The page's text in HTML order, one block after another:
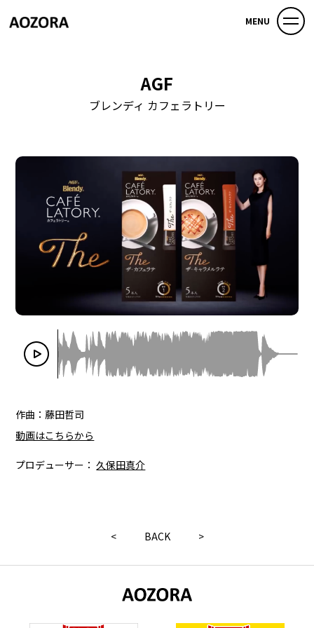
MENU
AGF
ブレンディ カフェラトリー
作曲：藤田哲司
動画はこちらから
プロデューサー：久保田真介
< BACK >